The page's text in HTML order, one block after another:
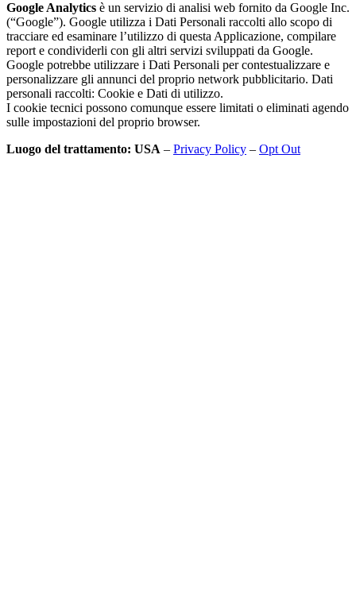
Google Analytics è un servizio di analisi web fornito da Google Inc.
(“Google”). Google utilizza i Dati Personali raccolti allo scopo di
tracciare ed esaminare l’utilizzo di questa Applicazione, compilare
report e condividerli con gli altri servizi sviluppati da Google.
Google potrebbe utilizzare i Dati Personali per contestualizzare e
personalizzare gli annunci del proprio network pubblicitario. Dati
personali raccolti: Cookie e Dati di utilizzo.
I cookie tecnici possono comunque essere limitati o eliminati agendo
sulle impostazioni del proprio browser.
Luogo del trattamento: USA – Privacy Policy – Opt Out